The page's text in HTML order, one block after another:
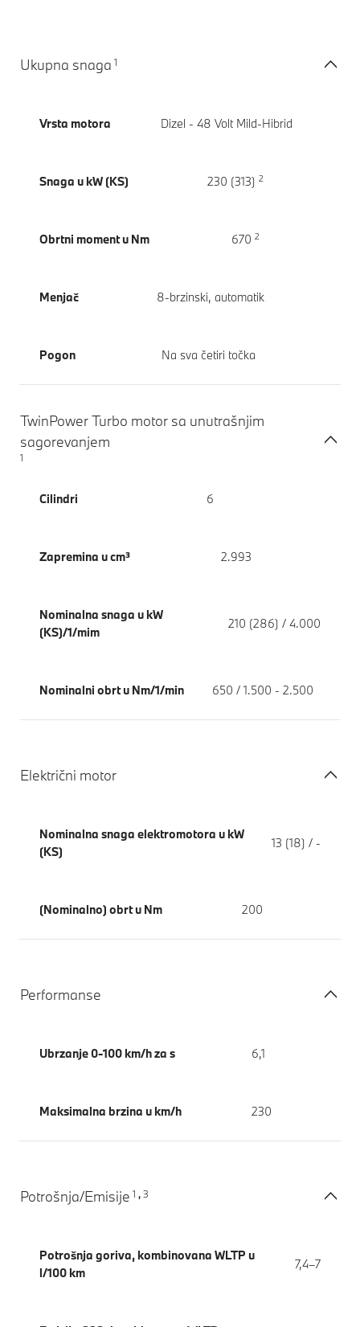
Ukupna snaga 1
Vrsta motora Dizel - 48 Volt Mild-Hibrid
Snaga u kW (KS) 230 (313) 2
Obrtni moment u Nm 670 2
Menjač 8-brzinski, automatik
Pogon Na sva četiri točka
TwinPower Turbo motor sa unutrašnjim
sagorevanjem
1
Cilindri 6
Zapremina u cm³ 2.993
Nominalna snaga u kW
(KS)/1/mim
210 (286) / 4.000
Nominalni obrt u Nm/1/min 650 / 1.500 - 2.500
Električni motor
Nominalna snaga elektromotora u kW
(KS)
13 (18) / -
(Nominalno) obrt u Nm 200
Performanse
Ubrzanje 0-100 km/h za s 6,1
Maksimalna brzina u km/h 230
Potrošnja/Emisije 1 , 3
Potrošnja goriva, kombinovana WLTP u
l/100 km
7,4–7